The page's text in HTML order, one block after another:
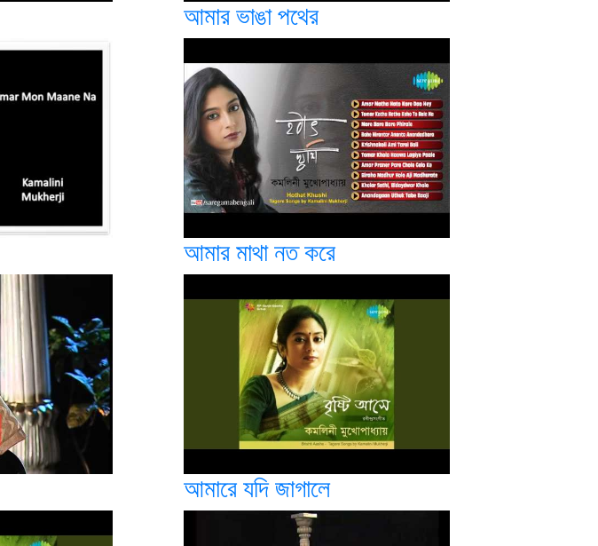
আমার ভাঙা পথের
আমার মাথা নত করে
আমারে যদি জাগালে